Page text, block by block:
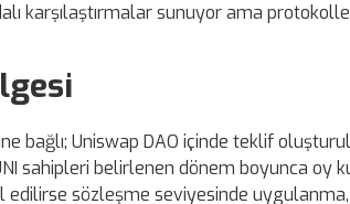
karşılaştırmalar sunuyor ama
Uniswap DAO içinde teklif
sahipleri belirlenen dönem boyunca oy
sözleşme seviyesinde